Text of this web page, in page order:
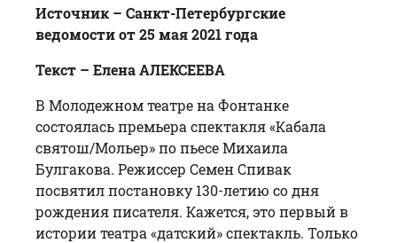
Источник – Санкт-Петербургские
ведомостиот 25 мая 2021 года
Текст – Елена АЛЕКСЕЕВА
В Молодежном театре на Фонтанке
состоялась премьера спектакля «Кабала
святош/Мольер» по пьесе Михаила
Булгакова. Режиссер Семен Спивак
посвятил постановку 130-летию со дня
рождения писателя. Кажется, это первый в
истории театра «датский» спектакль. Только